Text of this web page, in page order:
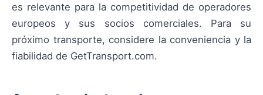
es relevante para la competitividad de operadores
europeos y sus socios comerciales. Para su
próximo transporte, considere la conveniencia y la
fiabilidad de GetTransport.com.